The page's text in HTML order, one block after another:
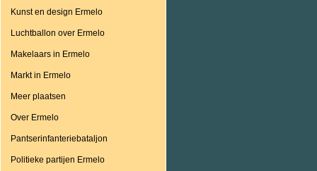
Kunst en design Ermelo
Luchtballon over Ermelo
Makelaars in Ermelo
Markt in Ermelo
Meer plaatsen
Over Ermelo
Pantserinfanteriebataljon
Politieke partijen Ermelo